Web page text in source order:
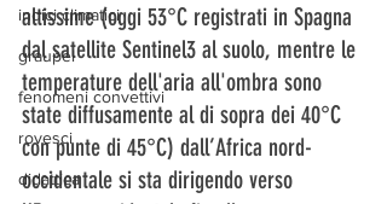
indici climatici
graupel
fenomeni convettivi
rovesci
didattica
altissime (oggi 53°C registrati in Spagna
dal satellite Sentinel3 al suolo, mentre le
temperature dell'aria all'ombra sono
state diffusamente al di sopra dei 40°C
con punte di 45°C) dall’Africa nord-
occidentale si sta dirigendo verso